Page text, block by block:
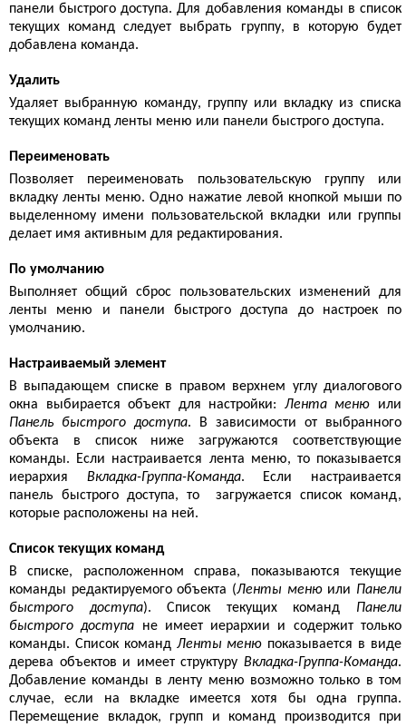
панели быстрого доступа. Для добавления команды в список
текущих команд следует выбрать группу, в которую будет
добавлена команда.
Удалить
Удаляет выбранную команду, группу или вкладку из списка
текущих команд ленты меню или панели быстрого доступа.
Переименовать
Позволяет переименовать пользовательскую группу или
вкладку ленты меню. Одно нажатие левой кнопкой мыши по
выделенному имени пользовательской вкладки или группы
делает имя активным для редактирования.
По умолчанию
Выполняет общий сброс пользовательских изменений для
ленты меню и панели быстрого доступа до настроек по
умолчанию.
Настраиваемый элемент
В выпадающем списке в правом верхнем углу диалогового
окна выбирается объект для настройки: Лента меню или
Панель быстрого доступа. В зависимости от выбранного
объекта в список ниже загружаются соответствующие
команды. Если настраивается лента меню, то показывается
иерархия Вкладка-Группа-Команда. Если настраивается
панель быстрого доступа, то загружается список команд,
которые расположены на ней.
Список текущих команд
В списке, расположенном справа, показываются текущие
команды редактируемого объекта (Ленты менюили Панели
быстрого доступа). Список текущих команд Панели
быстрого доступа не имеет иерархии и содержит только
команды. Список команд Ленты меню показывается в виде
дерева объектов и имеет структуру Вкладка-Группа-Команда.
Добавление команды в ленту меню возможно только в том
случае, если на вкладке имеется хотя бы одна группа.
Перемещение вкладок, групп и команд производится при